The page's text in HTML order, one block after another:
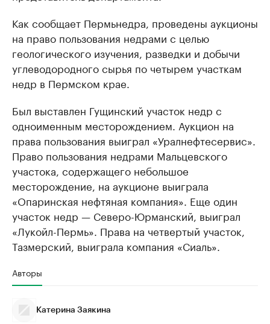
Как сообщает Пермьнедра, проведены аукционы
на право пользования недрами с целью
геологического изучения, разведки и добычи
углеводородного сырья по четырем участкам
недр в Пермском крае.
Был выставлен Гущинский участок недр с
одноименным месторождением. Аукцион на
права пользования выиграл «Уралнефтесервис».
Право пользования недрами Мальцевского
участока, содержащего небольшое
месторождение, на аукционе выиграла
«Опаринская нефтяная компания». Еще один
участок недр — Северо-Юрманский, выиграл
«Лукойл-Пермь». Права на четвертый участок,
Тазмерский, выиграла компания «Сиаль».
Авторы
Катерина Заякина